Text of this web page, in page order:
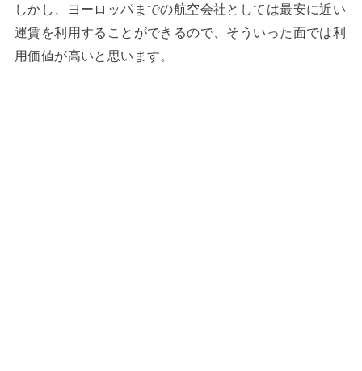
しかし、ヨーロッパまでの航空会社としては最安に近い
運賃を利用することができるので、そういった面では利
用価値が高いと思います。